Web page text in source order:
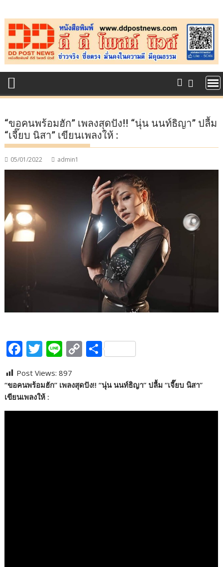
to
content
“ขอคนพร้อมฮัก” เพลงสุดปัง!! “นุ่น นนท์ธิญา” ปลื้ม
“เจี๊ยบ นิสา” เขียนเพลงให้ :
05/01/2022 admin1
F
e
b
o
T
itt
er
Li
e
C
p
Li
S
ar
e
Post Views: 897
“ขอคนพร้อมฮัก” เพลงสุดปัง!! “นุ่น นนท์ธิญา” ปลื้ม “เจี๊ยบ นิสา”
เขียนเพลงให้ :